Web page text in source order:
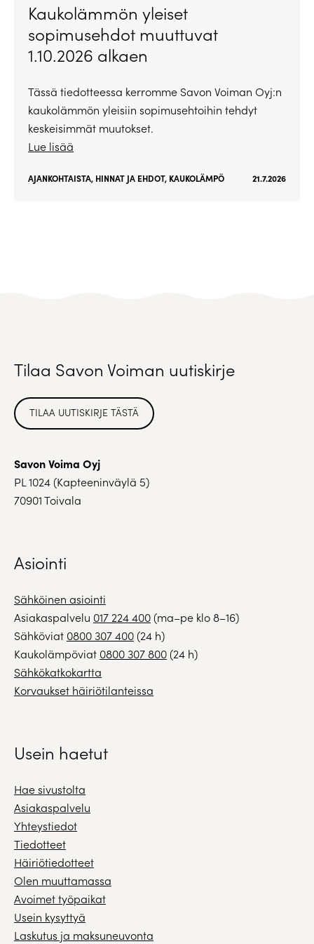
Kaukolämmön yleiset
sopimusehdot muuttuvat
1.10.2026 alkaen
Tässä tiedotteessa kerromme Savon Voiman Oyj:n
kaukolämmön yleisiin sopimusehtoihin tehdyt
keskeisimmät muutokset.
Lue lisää
AJANKOHTAISTA, HINNAT JA EHDOT, KAUKOLÄMPÖ 21.7.2026
Tilaa Savon Voiman uutiskirje
TILAA UUTISKIRJE TÄSTÄ
Savon Voima Oyj
PL 1024 (Kapteeninväylä 5)
70901 Toivala
Asiointi
Sähköinen asiointi
Asiakaspalvelu 017 224 400(ma–pe klo 8–16)
Sähköviat 0800 307 400(24 h)
Kaukolämpöviat 0800 307 800(24 h)
Sähkökatkokartta
Korvaukset häiriötilanteissa
Usein haetut
Hae sivustolta
Asiakaspalvelu
Yhteystiedot
Tiedotteet
Häiriötiedotteet
Olen muuttamassa
Avoimet työpaikat
Usein kysyttyä
Laskutus ja maksuneuvonta